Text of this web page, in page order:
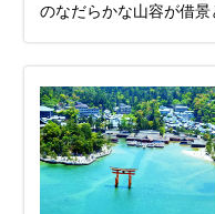
のなだらかな山容が借景